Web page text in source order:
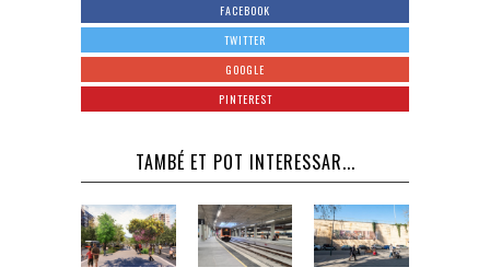
FACEBOOK
TWITTER
GOOGLE
PINTEREST
TAMBÉ ET POT INTERESSAR...